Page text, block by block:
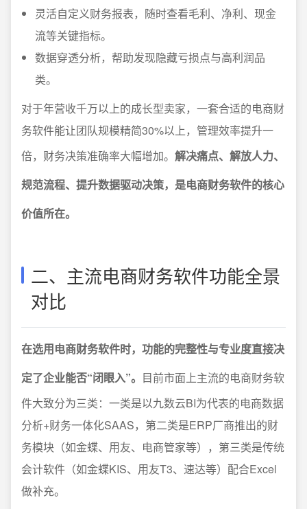
灵活自定义财务报表，随时查看毛利、净利、现金
流等关键指标。
数据穿透分析，帮助发现隐藏亏损点与高利润品
类。
对于年营收千万以上的成长型卖家，一套合适的电商财
务软件能让团队规模精简30%以上，管理效率提升一
倍，财务决策准确率大幅增加。 解决痛点、解放人力、
规范流程、提升数据驱动决策，是电商财务软件的核心
价值所在。
二、主流电商财务软件功能全景
对比
在选用电商财务软件时，功能的完整性与专业度直接决
定了企业能否“闭眼入”。 目前市面上主流的电商财务软
件大致分为三类：一类是以九数云BI为代表的电商数据
分析+财务一体化SAAS，第二类是ERP厂商推出的财
务模块（如金蝶、用友、电商管家等），第三类是传统
会计软件（如金蝶KIS、用友T3、速达等）配合Excel
做补充。